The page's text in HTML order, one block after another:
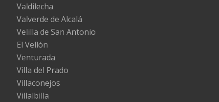
Valdilecha
Valverde de Alcalá
Velilla de San Antonio
El Vellón
Venturada
Villa del Prado
Villaconejos
Villalbilla